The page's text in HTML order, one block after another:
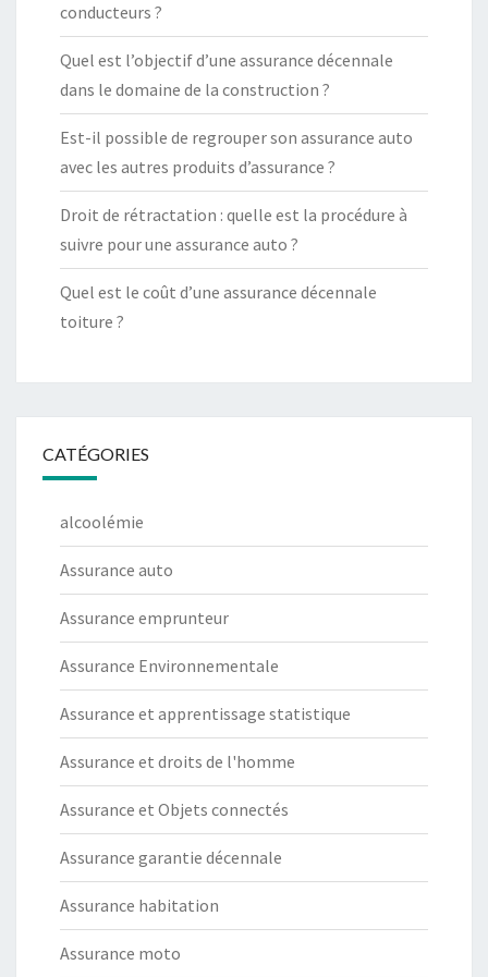
conducteurs ?
Quel est l’objectif d’une assurance décennale
dans le domaine de la construction ?
Est-il possible de regrouper son assurance auto
avec les autres produits d’assurance ?
Droit de rétractation : quelle est la procédure à
suivre pour une assurance auto ?
Quel est le coût d’une assurance décennale
toiture ?
CATÉGORIES
alcoolémie
Assurance auto
Assurance emprunteur
Assurance Environnementale
Assurance et apprentissage statistique
Assurance et droits de l'homme
Assurance et Objets connectés
Assurance garantie décennale
Assurance habitation
Assurance moto